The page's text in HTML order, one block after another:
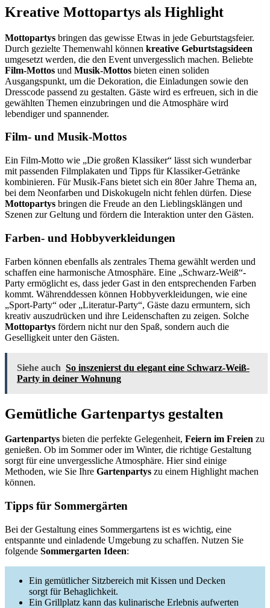
Kreative Mottopartys als Highlight
Mottopartys bringen das gewisse Etwas in jede Geburtstagsfeier.
Durch gezielte Themenwahl können kreative Geburtstagsideen
umgesetzt werden, die den Event unvergesslich machen. Beliebte
Film-Mottos und Musik-Mottos bieten einen soliden
Ausgangspunkt, um die Dekoration, die Einladungen sowie den
Dresscode passend zu gestalten. Gäste wird es erfreuen, sich in die
gewählten Themen einzubringen und die Atmosphäre wird
lebendiger und spannender.
Film- und Musik-Mottos
Ein Film-Motto wie „Die großen Klassiker“ lässt sich wunderbar
mit passenden Filmplakaten und Tipps für Klassiker-Getränke
kombinieren. Für Musik-Fans bietet sich ein 80er Jahre Thema an,
bei dem Neonfarben und Diskokugeln nicht fehlen dürfen. Diese
Mottopartys bringen die Freude an den Lieblingsklängen und
Szenen zur Geltung und fördern die Interaktion unter den Gästen.
Farben- und Hobbyverkleidungen
Farben können ebenfalls als zentrales Thema gewählt werden und
schaffen eine harmonische Atmosphäre. Eine „Schwarz-Weiß“-
Party ermöglicht es, dass jeder Gast in den entsprechenden Farben
kommt. Währenddessen können Hobbyverkleidungen, wie eine
„Sport-Party“ oder „Literatur-Party“, Gäste dazu ermuntern, sich
kreativ auszudrücken und ihre Leidenschaften zu zeigen. Solche
Mottopartys fördern nicht nur den Spaß, sondern auch die
Geselligkeit unter den Gästen.
Siehe auch So inszenierst du elegant eine Schwarz-Weiß-
Party in deiner Wohnung
Gemütliche Gartenpartys gestalten
Gartenpartys bieten die perfekte Gelegenheit, Feiern im Freien zu
genießen. Ob im Sommer oder im Winter, die richtige Gestaltung
sorgt für eine unvergessliche Atmosphäre. Hier sind einige
Methoden, wie Sie Ihre Gartenpartys zu einem Highlight machen
können.
Tipps für Sommergärten
Bei der Gestaltung eines Sommergartens ist es wichtig, eine
entspannte und einladende Umgebung zu schaffen. Nutzen Sie
folgende Sommergarten Ideen:
Ein gemütlicher Sitzbereich mit Kissen und Decken
sorgt für Behaglichkeit.
Ein Grillplatz kann das kulinarische Erlebnis aufwerten